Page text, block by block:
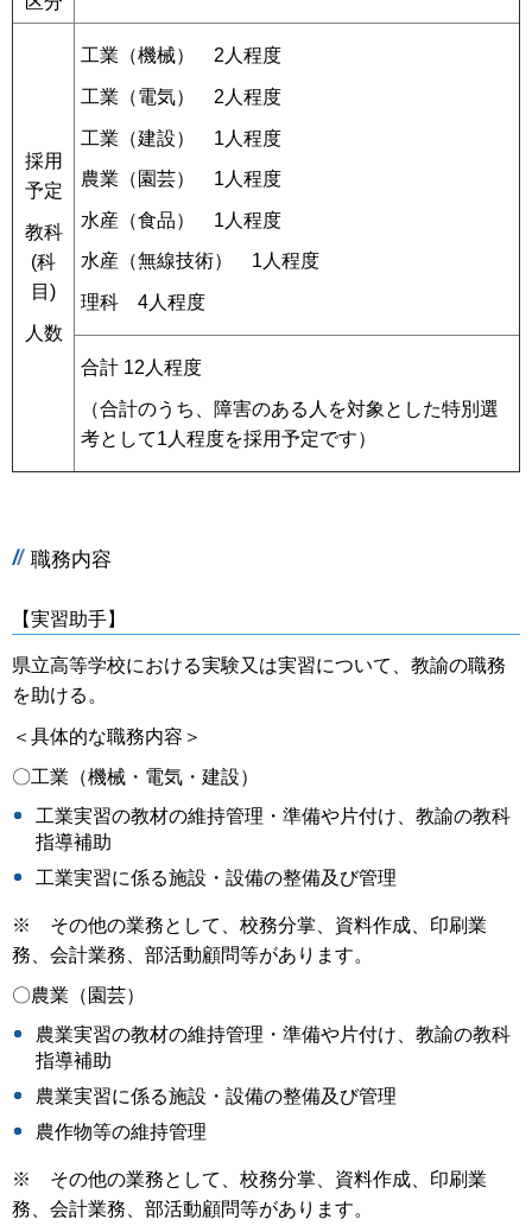
採用
予定
教科
(科
目)
人数
工業（機械） 2人程度
工業（電気） 2人程度
工業（建設） 1人程度
農業（園芸） 1人程度
水産（食品） 1人程度
水産（無線技術） 1人程度
理科 4人程度
合計 12人程度
（合計のうち、障害のある人を対象とした特別選
考として1人程度を採用予定です）
職務内容
【実習助手】
県立高等学校における実験又は実習について、教諭の職務
を助ける。
＜具体的な職務内容＞
〇工業（機械・電気・建設）
工業実習の教材の維持管理・準備や片付け、教諭の教科
指導補助
工業実習に係る施設・設備の整備及び管理
※ その他の業務として、校務分掌、資料作成、印刷業
務、会計業務、部活動顧問等があります。
〇農業（園芸）
農業実習の教材の維持管理・準備や片付け、教諭の教科
指導補助
農業実習に係る施設・設備の整備及び管理
農作物等の維持管理
※ その他の業務として、校務分掌、資料作成、印刷業
務、会計業務、部活動顧問等があります。